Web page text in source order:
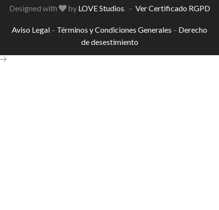
Designed with by LOVE Studios. – Ver Certificado RGPD
Aviso Legal – Términos y Condiciones Generales – Derecho
de desestimiento